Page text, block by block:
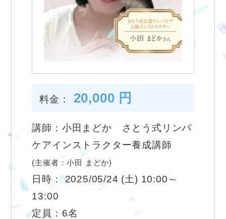
料金： 20,000 円
講師：小田まどか さとう式リンパ
ケアインストラクター養成講師
(主催者：小田 まどか)
日時： 2025/05/24 (土) 10:00～
13:00
定員：6名